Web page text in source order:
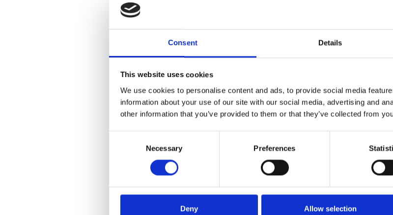
Consent Details
This website uses cookies
We use cookies to personalise content and ads, to provide social media
information about your use of our site with our social media, advertising and
other information that you’ve provided to them or that they’ve collected from
Necessary Preferences
Deny Allow selection
Un programa
un enfoque